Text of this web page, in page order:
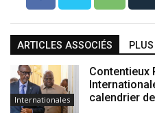
ARTICLES ASSOCIÉS
Internationales
Contentieux
calendrier